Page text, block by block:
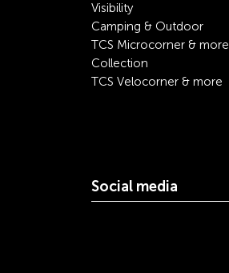
Visibility
Camping & Outdoor
TCS Microcorner & more
Collection
TCS Velocorner & more
Social media